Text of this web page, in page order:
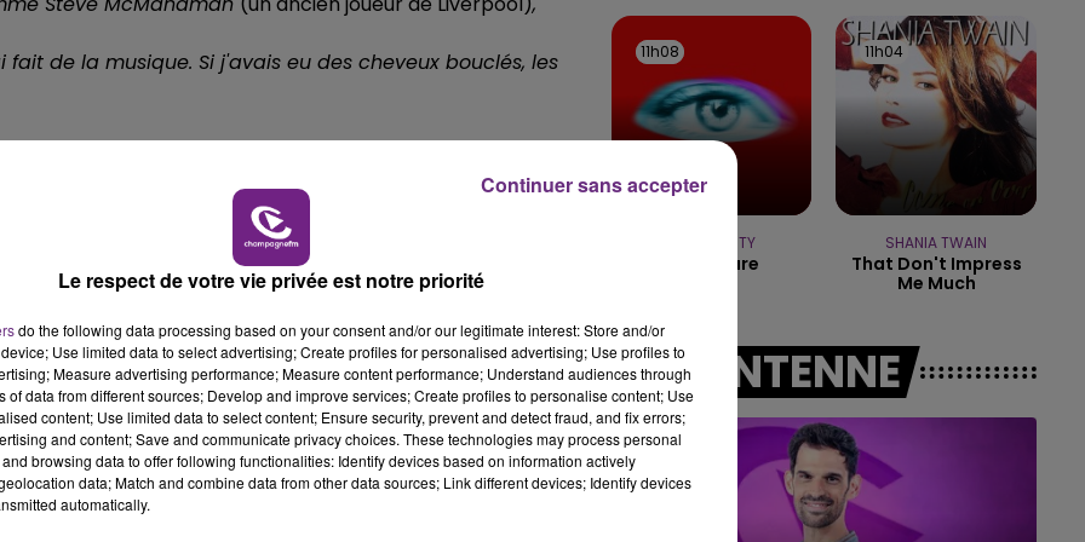
7h00 - 11h00 11h00 - 16h00
LE WEEK-END CHAMPAGNE FM
de la musique. Si j'avais eu des cheveux bouclés, les
Jackson !
extraits du même album :
, sorti en 2012. Il a
Jackson qui était à 7 tubes de son album de 1987 :
Forbes a désigné Calvin Harris comme étant le
moins de 55,8 millions d'euros. Beau palmarès puisqu'il
marque de mode !
pour sa campagne printemps-été 2015. Normal,
11h08
11h08
TEMPER CITY
Self Aware
11h04
11h04
SHANIA TWAIN
That Don't Impress
Me Much
A L'ANTENNE
Le respect de votre vie privée est notre priorité
do the following data processing based on your consent and/or our legitimate interest: Store and/or
Use limited data to select advertising; Create profiles for personalised advertising; Use profiles to
Measure advertising performance; Measure content performance; Understand audiences through
of data from different sources; Develop and improve services; Create profiles to personalise content; Use
content; Use limited data to select content; Ensure security, prevent and detect fraud, and fix errors;
and content; Save and communicate privacy choices. These technologies may process personal
browsing data to offer following functionalities: Identify devices based on information actively
data; Match and combine data from other data sources; Link different devices; Identify devices
automatically.
Continuer sans accepter